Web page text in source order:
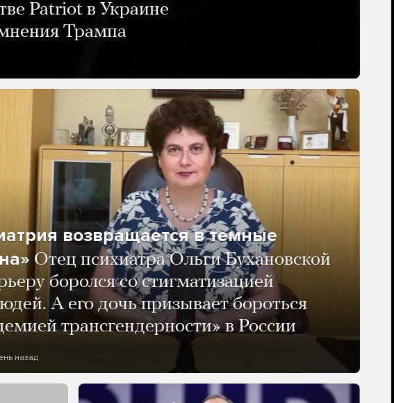
Patriot в Украине
Трампа
возвращается в темные
Отец психиатра Ольги Бухановской
боролся со стигматизацией
А его дочь призывает бороться
трансгендерности» в России
назад